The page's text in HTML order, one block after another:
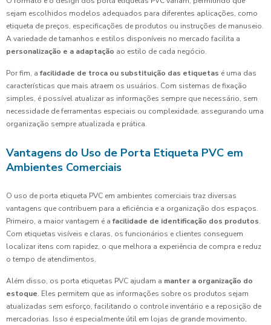
sejam escolhidos modelos adequados para diferentes aplicações, como
etiqueta de preços, especificações de produtos ou instruções de manuseio.
A variedade de tamanhos e estilos disponíveis no mercado facilita a
personalização e a adaptação ao estilo de cada negócio.
Por fim, a facilidade de troca ou substituição das etiquetas é uma das
características que mais atraem os usuários. Com sistemas de fixação
simples, é possível atualizar as informações sempre que necessário, sem
necessidade de ferramentas especiais ou complexidade, assegurando uma
organização sempre atualizada e prática.
Vantagens do Uso de Porta Etiqueta PVC em
Ambientes Comerciais
O uso de porta etiqueta PVC em ambientes comerciais traz diversas
vantagens que contribuem para a eficiência e a organização dos espaços.
Primeiro, a maior vantagem é a facilidade de identificação dos produtos.
Com etiquetas visíveis e claras, os funcionários e clientes conseguem
localizar itens com rapidez, o que melhora a experiência de compra e reduz
o tempo de atendimentos.
Além disso, os porta etiquetas PVC ajudam a manter a organização do
estoque. Eles permitem que as informações sobre os produtos sejam
atualizadas sem esforço, facilitando o controle inventário e a reposição de
mercadorias. Isso é especialmente útil em lojas de grande movimento,